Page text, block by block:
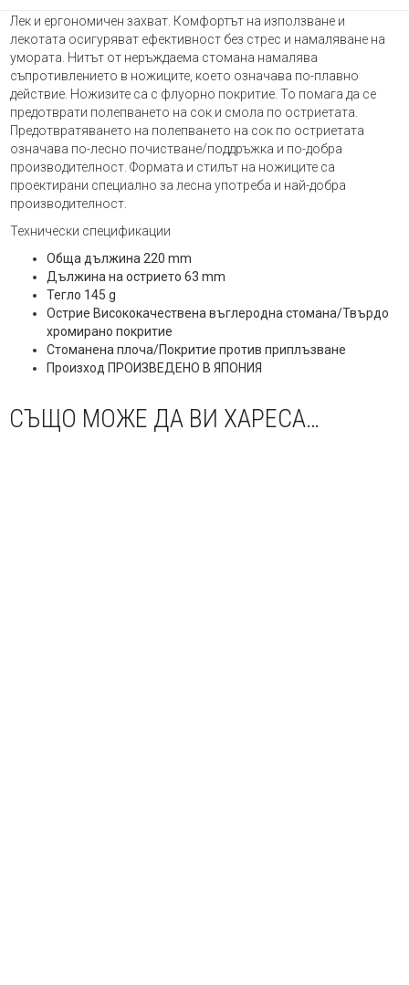
Лек и ергономичен захват. Комфортът на използване и
лекотата осигуряват ефективност без стрес и намаляване на
умората. Нитът от неръждаема стомана намалява
съпротивлението в ножиците, което означава по-плавно
действие. Ножизите са с флуорно покритие. То помага да се
предотврати полепването на сок и смола по остриетата.
Предотвратяването на полепването на сок по остриетата
означава по-лесно почистване/поддръжка и по-добра
производителност. Формата и стилът на ножиците са
проектирани специално за лесна употреба и най-добра
производителност.
Технически спецификации
Обща дължина 220 mm
Дължина на острието 63 mm
Тегло 145 g
Острие Висококачествена въглеродна стомана/Твърдо
хромирано покритие
Стоманена плоча/Покритие против приплъзване
Произход ПРОИЗВЕДЕНО В ЯПОНИЯ
СЪЩО МОЖЕ ДА ВИ ХАРЕСА…